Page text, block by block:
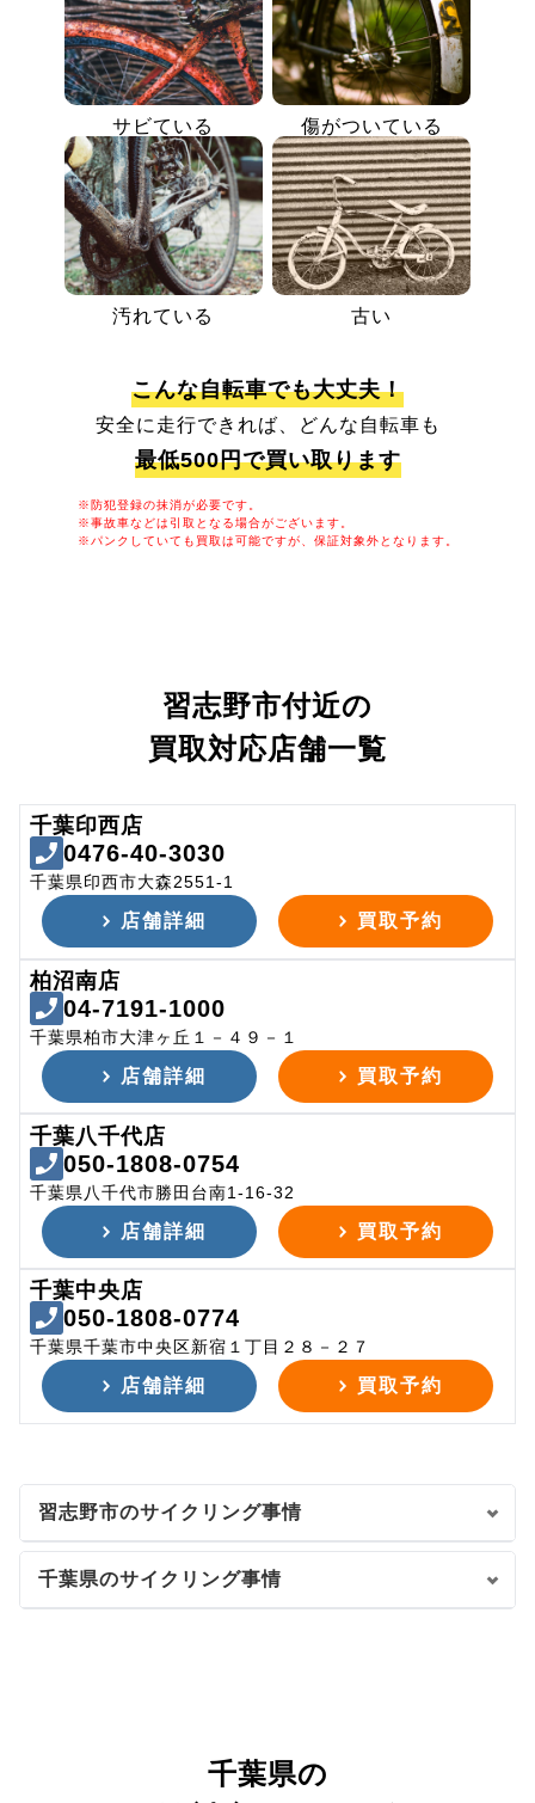
サビている 傷がついている
汚れている 古い
こんな自転車でも大丈夫！
安全に走行できれば、どんな自転車も
最低500円で買い取ります
※防犯登録の抹消が必要です。
※事故車などは引取となる場合がございます。
※パンクしていても買取は可能ですが、保証対象外となります。
習志野市付近の
買取対応店舗一覧
千葉印西店
0476-40-3030
千葉県印西市大森2551-1
店舗詳細 買取予約
柏沼南店
04-7191-1000
千葉県柏市大津ヶ丘１－４９－１
店舗詳細 買取予約
千葉八千代店
050-1808-0754
千葉県八千代市勝田台南1-16-32
店舗詳細 買取予約
千葉中央店
050-1808-0774
千葉県千葉市中央区新宿１丁目２８－２７
店舗詳細 買取予約
習志野市のサイクリング事情
千葉県のサイクリング事情
千葉県の